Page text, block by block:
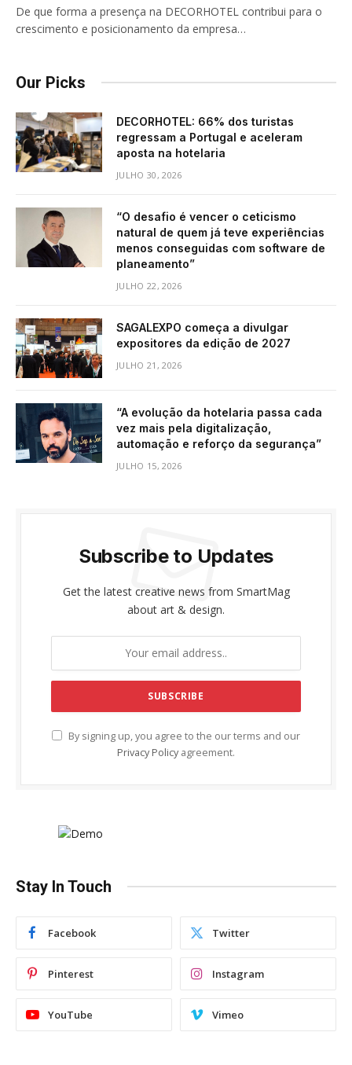
De que forma a presença na DECORHOTEL contribui para o
crescimento e posicionamento da empresa…
Our Picks
DECORHOTEL: 66% dos turistas
regressam a Portugal e aceleram
aposta na hotelaria
JULHO 30, 2026
“O desafio é vencer o ceticismo
natural de quem já teve experiências
menos conseguidas com software de
planeamento”
JULHO 22, 2026
SAGALEXPO começa a divulgar
expositores da edição de 2027
JULHO 21, 2026
“A evolução da hotelaria passa cada
vez mais pela digitalização,
automação e reforço da segurança”
JULHO 15, 2026
Subscribe to Updates
Get the latest creative news from SmartMag
about art & design.
By signing up, you agree to the our terms and our
Privacy Policy agreement.
Stay In Touch
Facebook Twitter
Pinterest Instagram
YouTube Vimeo